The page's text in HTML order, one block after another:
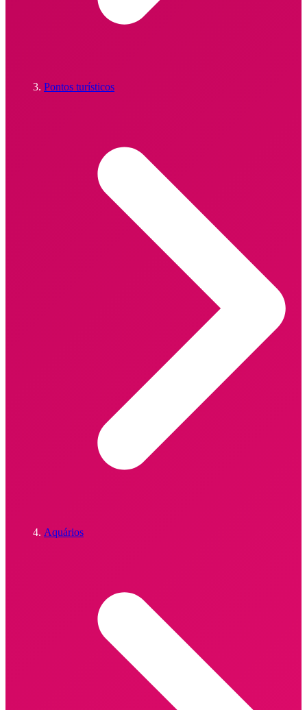
Pontos turísticos
Aquários